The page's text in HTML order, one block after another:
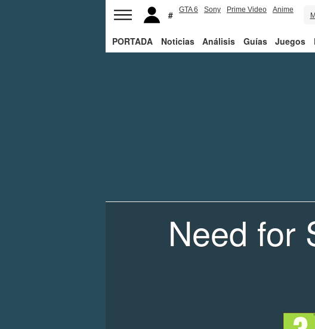
GTA 6 Sony Prime Video Anime
PORTADA Noticias Análisis Guías Juegos
Need for